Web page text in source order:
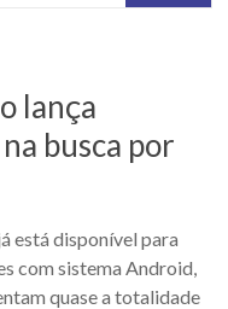
lança
busca por
está disponível para
com sistema Android,
quase a totalidade